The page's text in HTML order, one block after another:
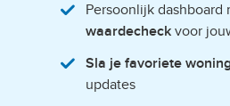
Persoonlijk dashboard
waardecheck voor
Sla je favoriete
updates